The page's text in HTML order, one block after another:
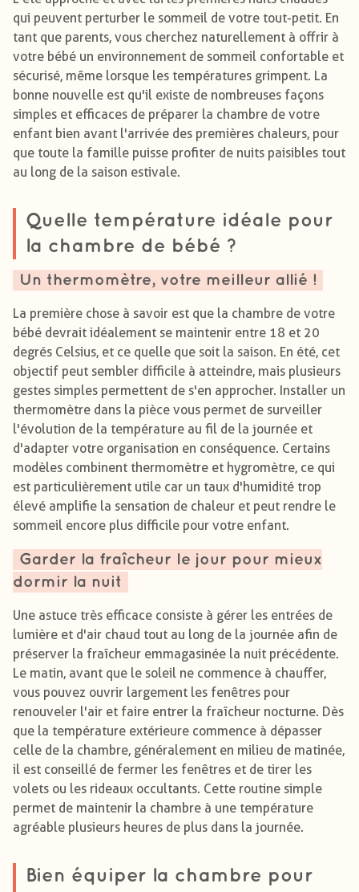
qui peuvent perturber le sommeil de votre tout-petit. En
tant que parents, vous cherchez naturellement à offrir à
votre bébé un environnement de sommeil confortable et
sécurisé, même lorsque les températures grimpent. La
bonne nouvelle est qu'il existe de nombreuses façons
simples et efficaces de préparer la chambre de votre
enfant bien avant l'arrivée des premières chaleurs, pour
que toute la famille puisse profiter de nuits paisibles tout
au long de la saison estivale.
Quelle température idéale pour
la chambre de bébé ?
Un thermomètre, votre meilleur allié !
La première chose à savoir est que la chambre de votre
bébé devrait idéalement se maintenir entre 18 et 20
degrés Celsius, et ce quelle que soit la saison. En été, cet
objectif peut sembler difficile à atteindre, mais plusieurs
gestes simples permettent de s'en approcher. Installer un
thermomètre dans la pièce vous permet de surveiller
l'évolution de la température au fil de la journée et
d'adapter votre organisation en conséquence. Certains
modèles combinent thermomètre et hygromètre, ce qui
est particulièrement utile car un taux d'humidité trop
élevé amplifie la sensation de chaleur et peut rendre le
sommeil encore plus difficile pour votre enfant.
Garder la fraîcheur le jour pour mieux
dormir la nuit
Une astuce très efficace consiste à gérer les entrées de
lumière et d'air chaud tout au long de la journée afin de
préserver la fraîcheur emmagasinée la nuit précédente.
Le matin, avant que le soleil ne commence à chauffer,
vous pouvez ouvrir largement les fenêtres pour
renouveler l'air et faire entrer la fraîcheur nocturne. Dès
que la température extérieure commence à dépasser
celle de la chambre, généralement en milieu de matinée,
il est conseillé de fermer les fenêtres et de tirer les
volets ou les rideaux occultants. Cette routine simple
permet de maintenir la chambre à une température
agréable plusieurs heures de plus dans la journée.
Bien équiper la chambre pour